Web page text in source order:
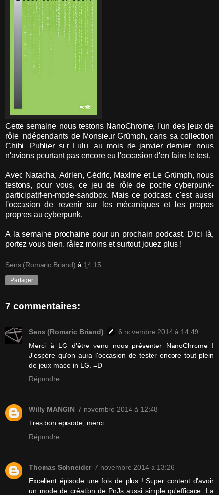
Cette semaine nous testons NanoChrome, l'un des jeux de
rôle indépendants de Monsieur Grümph, dans sa collection
Chibi. Publier sur Lulu, au mois de janvier dernier, nous
n'avions pourtant pas encore eu l'occasion d'en faire le test.
Avec Natacha, Adrien, Cédric, Maxime et Le Grümph, nous
testons, pour vous, ce jeu de rôle de poche cyberpunk-
participatif-en-mode-sandbox. Mais ce podcast, c'est aussi
l'occasion de revenir sur les mécaniques et les propos
propres au cyberpunk.
A la semaine prochaine pour un prochain podcast. D'ici là,
portez vous bien, râlez moins et surtout jouez plus !
Sens (Romaric Briand) à 14:15
Partager
7 commentaires:
Sens (Romaric Briand)
6 novembre 2014 à 14:49
Merci à LG d'être venu nous présenter NanoChrome !
J'espère qu'on aura l'occasion de tester encore tout plein
de jeux made in LG. =D
Répondre
Willy MANGIN 7 novembre 2014 à 12:48
Très bon épisode, merci.
Répondre
Thomas Schneider 7 novembre 2014 à 13:26
Excellent épisode une fois de plus ! Super content d'avoir
un mode de création de PnJs aussi simple qu'efficace. La